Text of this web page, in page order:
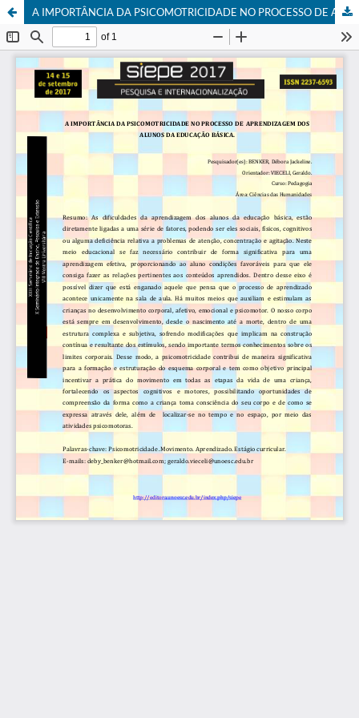
A IMPORTÂNCIA DA PSICOMOTRICIDADE NO PROCESSO DE APRENDIZAGEM DOS ALUNOS DA EDUCAÇÃO BÁSICA